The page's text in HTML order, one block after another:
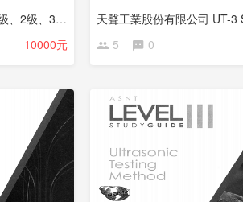
泄漏检测 Leak Testing （1级、2级、3级）
10000元
5
0